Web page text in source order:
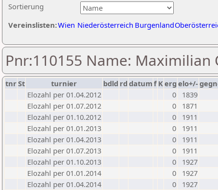
Sortierung
Vereinslisten:Wien Niederösterreich Burgenland
Pnr:110155 Name: Maximilian
tnrSt turnier bdld rd datumf Kerg elo+/-
Elozahl per 01.04.2012
0
1839
Elozahl per 01.07.2012
0
1871
Elozahl per 01.10.2012
0
1911
Elozahl per 01.01.2013
0
1911
Elozahl per 01.04.2013
0
1911
Elozahl per 01.07.2013
0
1911
Elozahl per 01.10.2013
0
1927
Elozahl per 01.01.2014
0
1927
Elozahl per 01.04.2014
0
1927